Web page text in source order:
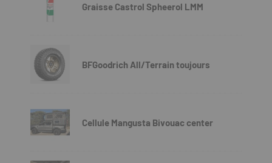
Graisse Castrol Spheerol LMM
BFGoodrich All/Terrain toujours
Cellule Mangusta Bivouac center